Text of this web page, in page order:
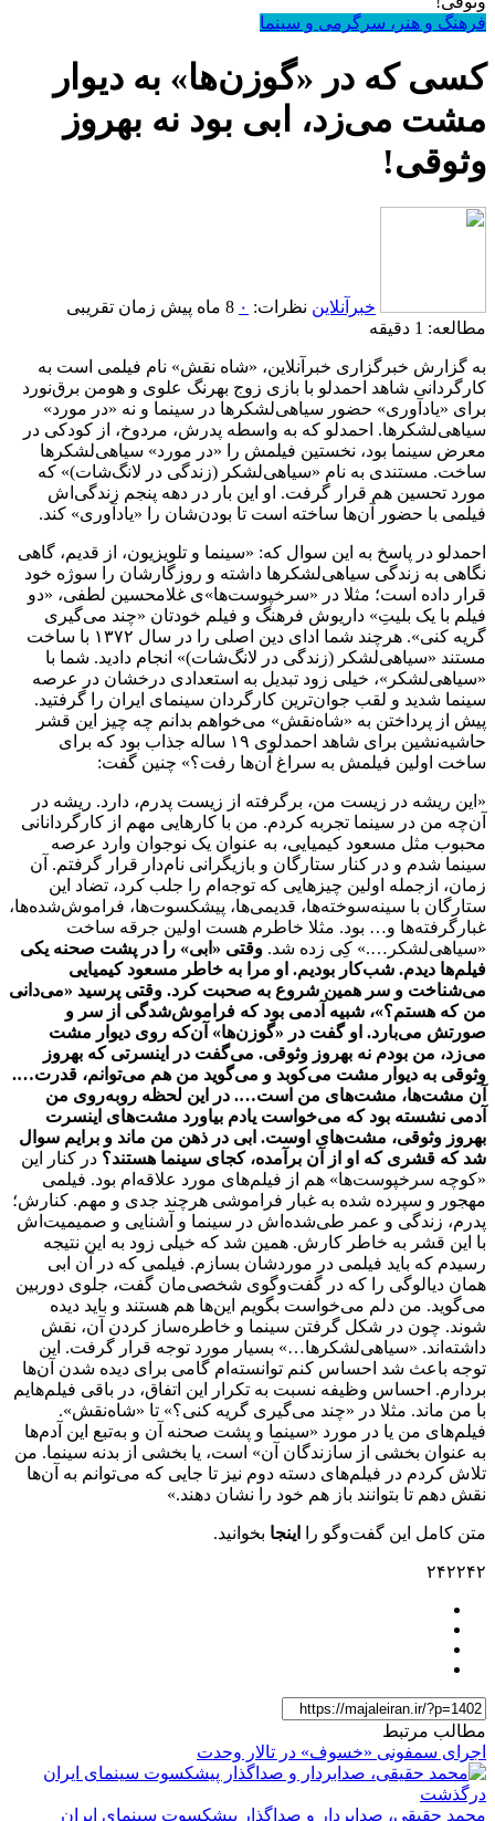
فرهنگ و هنر، سرگرمی و سینما
کسی که در «گوزن‌ها» به دیوار
مشت می‌زد، ابی بود نه بهروز
وثوقی!
خبرآنلاین نظرات: ۰ 8 ماه پیش
زمان تقریبی
مطالعه: 1 دقیقه
به گزارش خبرگزاری خبرآنلاین، «شاه نقش» نام فیلمی است به
کارگردانی شاهد احمدلو با بازی زوج بهرنگ علوی و هومن برق‌نورد
برای «یادآوری» حضور سیاهی‌لشکرها در سینما و نه «در مورد»
سیاهی‌لشکرها. احمدلو که به واسطه پدرش، مردوخ، از کودکی در
معرض سینما بود، نخستین فیلمش را «در مورد» سیاهی‌لشکرها
ساخت. مستندی به نام «سیاهی‌لشکر (زندگی در لانگ‌شات)» که
مورد تحسین هم قرار گرفت. او این بار در دهه پنجم زندگی‌اش
فیلمی با حضور آن‌ها ساخته است تا بودن‌شان را «یادآوری» کند.
احمدلو در پاسخ به این سوال که: «سینما و تلویزیون، از قدیم، گاهی
نگاهی به زندگی سیاهی‌لشکرها داشته و روزگارشان را سوژه خود
قرار داده است؛ مثلا در «سرخپوست‌ها»ی غلامحسین لطفی، «دو
فیلم با یک بلیتِ» داریوش فرهنگ و فیلم خودتان «چند می‌گیری
گریه کنی». هرچند شما ادای دین اصلی را در سال ۱۳۷۲ با ساخت
مستند «سیاهی‌لشکر (زندگی در لانگ‌شات)» انجام دادید. شما با
«سیاهی‌لشکر»، خیلی زود تبدیل به استعدادی درخشان در عرصه
سینما شدید و لقب جوان‌ترین کارگردان سینمای ایران را گرفتید.
پیش از پرداختن به «شاه‌نقش» می‌خواهم بدانم چه چیز این قشر
حاشیه‌نشین برای شاهد احمدلوی ۱۹ ساله جذاب بود که برای
ساخت اولین فیلمش به سراغ آن‌ها رفت؟» چنین گفت:
«این ریشه در زیست من، برگرفته از زیست پدرم، دارد. ریشه در
آن‌چه من در سینما تجربه کردم. من با کارهایی مهم از کارگردانانی
محبوب مثل مسعود کیمیایی، به عنوان یک نوجوان وارد عرصه
سینما شدم و در کنار ستارگان و بازیگرانی نام‌دار قرار گرفتم. آن
زمان، ازجمله اولین چیزهایی که توجه‌ام را جلب کرد، تضاد این
ستارگان با سینه‌سوخته‌ها، قدیمی‌ها، پیشکسوت‌ها، فراموش‌شده‌ها،
غبارگرفته‌ها و… بود. مثلا خاطرم هست اولین جرقه ساخت
«سیاهی‌لشکر….» کِی زده شد. وقتی «ابی» را در پشت صحنه یکی
فیلم‌ها دیدم. شب‌کار بودیم. او مرا به خاطر مسعود کیمیایی
می‌شناخت و سر همین شروع به صحبت کرد. وقتی پرسید «می‌دانی
من که هستم؟»، شبیه آدمی بود که فراموش‌شدگی از سر و
صورتش می‌بارد. او گفت در «گوزن‌ها» آن‌که روی دیوار مشت
می‌زد، من بودم نه بهروز وثوقی. می‌گفت در اینسرتی که بهروز
وثوقی به دیوار مشت می‌کوبد و می‌گوید من هم می‌توانم، قدرت….
آن مشت‌ها، مشت‌های من است…. در این لحظه روبه‌روی من
آدمی نشسته بود که می‌خواست یادم بیاورد مشت‌های اینسرت
بهروز وثوقی، مشت‌های اوست. ابی در ذهن من ماند و برایم سوال
شد که قشری که او از آن برآمده، کجای سینما هستند؟ در کنار این
«کوچه سرخپوست‌ها» هم از فیلم‌های مورد علاقه‌ام بود. فیلمی
مهجور و سپرده شده به غبار فراموشی هرچند جدی و مهم. کنارش؛
پدرم، زندگی و عمر طی‌شده‌اش در سینما و آشنایی و صمیمیت‌اش
با این قشر به خاطر کارش. همین شد که خیلی زود به این نتیجه
رسیدم که باید فیلمی در موردشان بسازم. فیلمی که در آن ابی
همان دیالوگی را که در گفت‌وگوی شخصی‌مان گفت، جلوی دوربین
می‌گوید. من دلم می‌خواست بگویم این‌ها هم هستند و باید دیده
شوند. چون در شکل گرفتن سینما و خاطره‌ساز کردن آن، نقش
داشته‌اند. «سیاهی‌لشکرها…» بسیار مورد توجه قرار گرفت. این
توجه باعث شد احساس کنم توانسته‌ام گامی برای دیده شدن‌ آن‌ها
بردارم. احساس وظیفه نسبت به تکرار این اتفاق، در باقی فیلم‌هایم
با من ماند. مثلا در «چند می‌گیری گریه کنی؟» تا «شاه‌نقش».
فیلم‌های من یا در مورد «سینما و پشت صحنه آن و به‌تبع این آدم‌ها
به عنوان بخشی از سازندگان آن» است، یا بخشی از بدنه سینما. من
تلاش کردم در فیلم‌های دسته دوم نیز تا جایی که می‌توانم به آن‌ها
نقش دهم تا بتوانند باز هم خود را نشان دهند.»
متن کامل این گفت‌وگو را اینجا بخوانید.
۲۴۲۲۴۲
مطالب مرتبط
اجرای سمفونی «خسوف» در تالار وحدت
محمد حقیقی، صدابردار و صداگذار پیشکسوت سینمای ایران